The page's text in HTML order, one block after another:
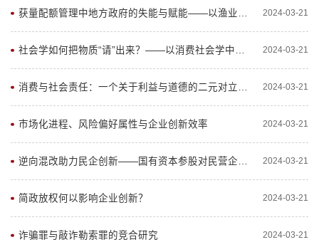
获量配额管理中地方政府的失能与赋能——以渔业法律的责任体系与考评机制为视角 2024-03-21
社会学如何把物质“请”出来？——以消费社会学中的“社会物质性”为例 2024-03-21
消费与社会责任：一个关于利益与道德的二元对立困境及其出路探究 2024-03-21
市场化进程、风险偏好属性与企业创新效率 2024-03-21
逆向混改助力民企创新——国有资本参股对民营企业双元创新投入的影响研究 2024-03-21
简政放权何以影响企业创新？ 2024-03-21
诈骗罪与敲诈勒索罪的竞合研究 2024-03-21